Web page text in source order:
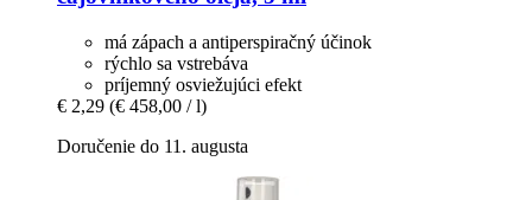
má zápach a antiperspiračný účinok
rýchlo sa vstrebáva
príjemný osviežujúci efekt
€ 2,29 (€ 458,00 / l)
Doručenie do 11. augusta